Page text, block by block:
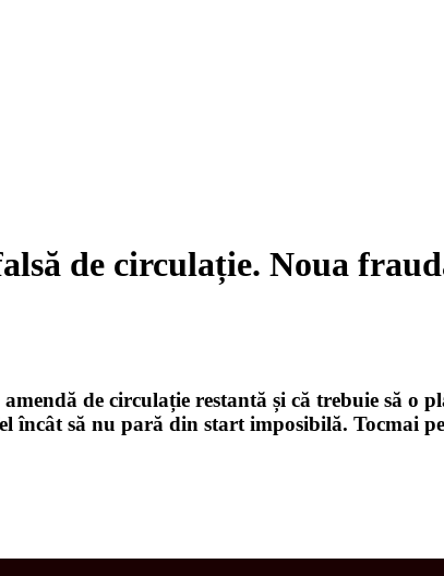
de circulație. Noua
de circulație restantă și că trebuie să o
încât să nu pară din start imposibilă. Tocmai